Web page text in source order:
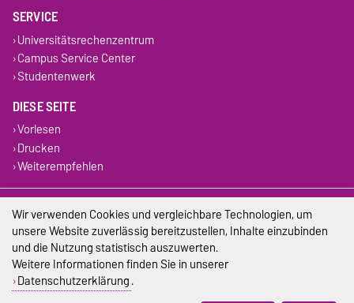
SERVICE
Universitätsrechenzentrum
Campus Service Center
Studentenwerk
DIESE SEITE
Vorlesen
Drucken
Weiterempfehlen
Datenschutz
Barrierefreiheit
Cookie-Einstellungen
Wir verwenden Cookies und vergleichbare Technologien, um
unsere Website zuverlässig bereitzustellen, Inhalte einzubinden
und die Nutzung statistisch auszuwerten.
Weitere Informationen finden Sie in unserer
Datenschutzerklärung.